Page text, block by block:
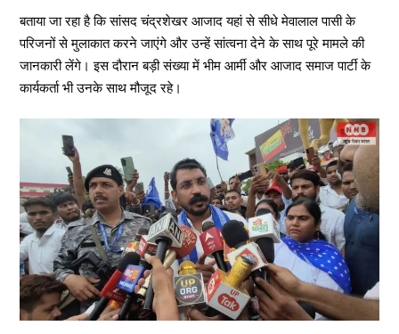
बताया जा रहा है कि सांसद चंद्रशेखर आजाद यहां से सीधे मेवालाल पासी के
परिजनों से मुलाकात करने जाएंगे और उन्हें सांत्वना देने के साथ पूरे मामले की
जानकारी लेंगे। इस दौरान बड़ी संख्या में भीम आर्मी और आजाद समाज पार्टी के
कार्यकर्ता भी उनके साथ मौजूद रहे।